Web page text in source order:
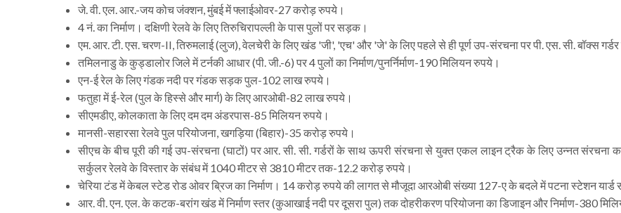
जे. वी. एल. आर.-जय कोच जंक्शन, मुंबई में फ्लाईओवर-27 करोड़ रुपये।
4 नं. का निर्माण। दक्षिणी रेलवे के लिए तिरुचिरापल्ली के पास पुलों पर सड़क।
एम. आर. टी. एस. चरण-II, तिरुमलाई (लुज), वेलचेरी के लिए खंड 'जी', 'एच' और 'जे' के लिए पहले से ही पूर्ण उप-संरचना पर पी. एस. सी. बॉक्स
तमिलनाडु के कुड्डालोर जिले में टर्नकी आधार (पी. जी.-6) पर 4 पुलों का निर्माण/पुनर्निर्माण-190 मिलियन रुपये।
एन-ई रेल के लिए गंडक नदी पर गंडक सड़क पुल-102 लाख रुपये।
फतुहा में ई-रेल (पुल के हिस्से और मार्ग) के लिए आरओबी-82 लाख रुपये।
सीएमडीए, कोलकाता के लिए दम दम अंडरपास-85 मिलियन रुपये।
मानसी-सहारसा रेलवे पुल परियोजना, खगड़िया (बिहार)-35 करोड़ रुपये।
सीएच के बीच पूरी की गई उप-संरचना (घाटों) पर आर. सी. सी. गर्डरों के साथ ऊपरी संरचना से युक्त एकल लाइन ट्रैक के लिए उन्नत संरचना
सर्कुलर रेलवे के विस्तार के संबंध में 1040 मीटर से 3810 मीटर तक-12.2 करोड़ रुपये।
चेरिया टंड में केबल स्टेड रोड ओवर ब्रिज का निर्माण। 14 करोड़ रुपये की लागत से मौजूदा आरओबी संख्या 127-ए के बदले में पटना स्टेशन यार्ड
आर. वी. एन. एल. के कटक-बरांग खंड में निर्माण स्तर (कुआखाई नदी पर दूसरा पुल) तक दोहरीकरण परियोजना का डिजाइन और निर्माण-380